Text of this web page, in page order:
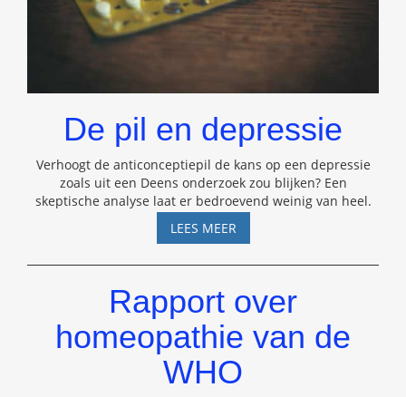
De pil en depressie
Verhoogt de anticonceptiepil de kans op een depressie
zoals uit een Deens onderzoek zou blijken? Een
skeptische analyse laat er bedroevend weinig van heel.
LEES MEERDE
PIL
EN
Rapport over
homeopathie van de
WHO